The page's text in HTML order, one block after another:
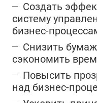
Создать
систему
бизнес-
Снизить
сэкономить
Повысить
над бизнес-